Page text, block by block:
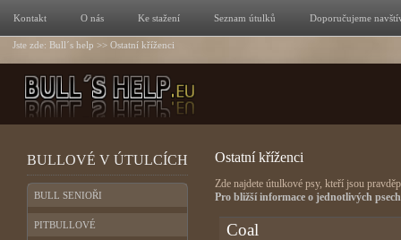
Kontakt O nás Ke stažení Seznam útulků Doporučujeme
Jste zde: Bull´s help >> Ostatní kříženci
BULLOVÉ V ÚTULCÍCH
BULL SENIOŘI
PITBULLOVÉ
Ostatní kříženci
Zde najdete útulkové psy, kteří jsou
Pro bližší informace o jednotlivých
Coal